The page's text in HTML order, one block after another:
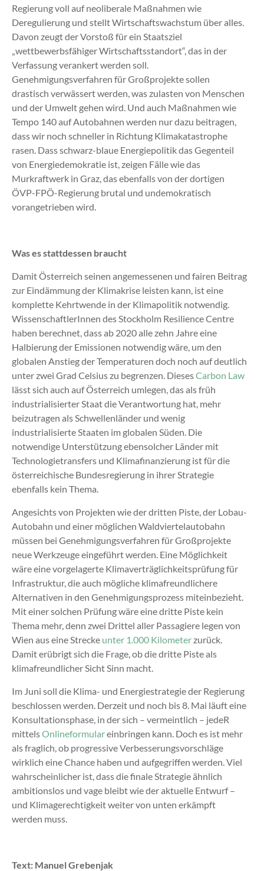
Regierung voll auf neoliberale Maßnahmen wie
Deregulierung und stellt Wirtschaftswachstum über alles.
Davon zeugt der Vorstoß für ein Staatsziel
„wettbewerbsfähiger Wirtschaftsstandort“, das in der
Verfassung verankert werden soll.
Genehmigungsverfahren für Großprojekte sollen
drastisch verwässert werden, was zulasten von Menschen
und der Umwelt gehen wird. Und auch Maßnahmen wie
Tempo 140 auf Autobahnen werden nur dazu beitragen,
dass wir noch schneller in Richtung Klimakatastrophe
rasen. Dass schwarz-blaue Energiepolitik das Gegenteil
von Energiedemokratie ist, zeigen Fälle wie das
Murkraftwerk in Graz, das ebenfalls von der dortigen
ÖVP-FPÖ-Regierung brutal und undemokratisch
vorangetrieben wird.
Was es stattdessen braucht
Damit Österreich seinen angemessenen und fairen Beitrag
zur Eindämmung der Klimakrise leisten kann, ist eine
komplette Kehrtwende in der Klimapolitik notwendig.
WissenschaftlerInnen des Stockholm Resilience Centre
haben berechnet, dass ab 2020 alle zehn Jahre eine
Halbierung der Emissionen notwendig wäre, um den
globalen Anstieg der Temperaturen doch noch auf deutlich
unter zwei Grad Celsius zu begrenzen. DiesesCarbon Law
lässt sich auch auf Österreich umlegen, das als früh
industrialisierter Staat die Verantwortung hat, mehr
beizutragen als Schwellenländer und wenig
industrialisierte Staaten im globalen Süden. Die
notwendige Unterstützung ebensolcher Länder mit
Technologietransfers und Klimafinanzierung ist für die
österreichische Bundesregierung in ihrer Strategie
ebenfalls kein Thema.
Angesichts von Projekten wie der dritten Piste, der Lobau-
Autobahn und einer möglichen Waldviertelautobahn
müssen bei Genehmigungsverfahren für Großprojekte
neue Werkzeuge eingeführt werden. Eine Möglichkeit
wäre eine vorgelagerte Klimaverträglichkeitsprüfung für
Infrastruktur, die auch mögliche klimafreundlichere
Alternativen in den Genehmigungsprozess miteinbezieht.
Mit einer solchen Prüfung wäre eine dritte Piste kein
Thema mehr, denn zwei Drittel aller Passagiere legen von
Wien aus eine Strecke unter 1.000 Kilometerzurück.
Damit erübrigt sich die Frage, ob die dritte Piste als
klimafreundlicher Sicht Sinn macht.
Im Juni soll die Klima- und Energiestrategie der Regierung
beschlossen werden. Derzeit und noch bis 8. Mai läuft eine
Konsultationsphase, in der sich ­– vermeintlich ­– jedeR
mittelsOnlineformulareinbringen kann. Doch es ist mehr
als fraglich, ob progressive Verbesserungsvorschläge
wirklich eine Chance haben und aufgegriffen werden. Viel
wahrscheinlicher ist, dass die finale Strategie ähnlich
ambitionslos und vage bleibt wie der aktuelle Entwurf –
und Klimagerechtigkeit weiter von unten erkämpft
werden muss.
Text: Manuel Grebenjak